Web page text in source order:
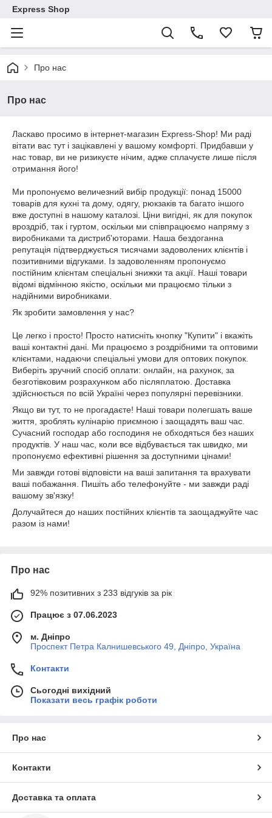
Express Shop
Про нас
Про нас
Ласкаво просимо в інтернет-магазин Express-Shop! Ми раді
вітати вас тут і зацікавлені у вашому комфорті. Придбавши у
нас товар, ви не ризикуєте нічим, адже сплачуєте лише після
отримання його!
Ми пропонуємо величезний вибір продукції: понад 15000
товарів для кухні та дому, одягу, рюкзаків та багато іншого
вже доступні в нашому каталозі. Ціни вигідні, як для покупок
вроздріб, так і гуртом, оскільки ми співпрацюємо напряму з
виробниками та дистриб'юторами. Наша бездоганна
репутація підтверджується тисячами задоволених клієнтів і
позитивними відгуками. Із задоволенням пропонуємо
постійним клієнтам спеціальні знижки та акції. Наші товари
відомі відмінною якістю, оскільки ми працюємо тільки з
надійними виробниками.
Як зробити замовлення у нас?
Це легко і просто! Просто натисніть кнопку "Купити" і вкажіть
ваші контактні дані. Ми працюємо з роздрібними та оптовими
клієнтами, надаючи спеціальні умови для оптових покупок.
Виберіть зручний спосіб оплати: онлайн, на рахунок, за
безготівковим розрахунком або післяплатою. Доставка
здійснюється по всій Україні через популярні перевізники.
Якщо ви тут, то не прогадаєте! Наші товари полегшать ваше
життя, зроблять кулінарію приємною і заощадять ваш час.
Сучасний господар або господиня не обходяться без наших
продуктів. У наш час, коли все відбувається так швидко, ми
пропонуємо ефективні рішення за доступними цінами!
Ми завжди готові відповісти на ваші запитання та врахувати
ваші побажання. Пишіть або телефонуйте - ми завжди раді
вашому зв'язку!
Долучайтеся до наших постійних клієнтів та заощаджуйте час
разом із нами!
Про нас
92% позитивних з 233 відгуків за рік
Працює з 07.06.2023
м. Дніпро
Проспект Петра Калнишевського 49, Дніпро, Україна
Контакти
Сьогодні вихідний
Показати весь графік роботи
Про нас
Контакти
Доставка та оплата